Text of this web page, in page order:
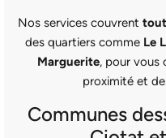
Nos services couvrent
des quartiers comme Le
Marguerite, pour vous
proximité et
Communes